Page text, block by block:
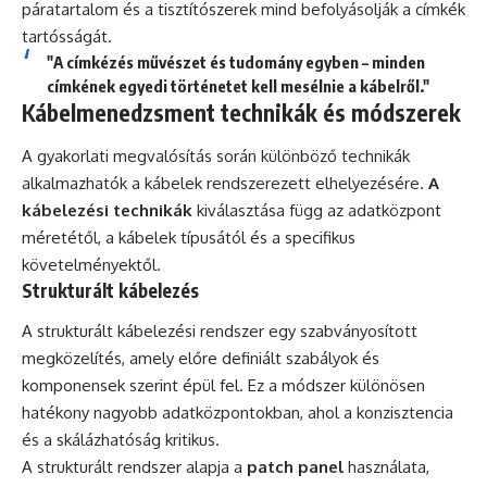
páratartalom és a tisztítószerek mind befolyásolják a címkék
tartósságát.
"A címkézés művészet és tudomány egyben – minden
címkének egyedi történetet kell mesélnie a kábelről."
Kábelmenedzsment technikák és módszerek
A gyakorlati megvalósítás során különböző technikák
alkalmazhatók a kábelek rendszerezett elhelyezésére. A
kábelezési technikák kiválasztása függ az adatközpont
méretétől, a kábelek típusától és a specifikus
követelményektől.
Strukturált kábelezés
A strukturált kábelezési rendszer egy szabványosított
megközelítés, amely előre definiált szabályok és
komponensek szerint épül fel. Ez a módszer különösen
hatékony nagyobb adatközpontokban, ahol a konzisztencia
és a skálázhatóság kritikus.
A strukturált rendszer alapja a patch panel használata,